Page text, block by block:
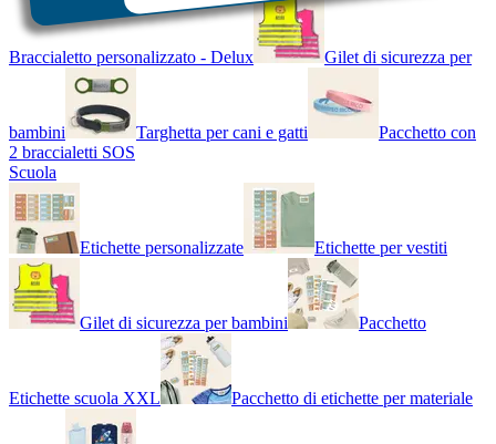
Braccialetto personalizzato - Delux Gilet di sicurezza per
bambini Targhetta per cani e gatti
Pacchetto con
2 braccialetti SOS
Scuola
Etichette personalizzate Etichette per vestiti
Gilet di sicurezza per bambini Pacchetto
Etichette scuola XXL Pacchetto di etichette per materiale